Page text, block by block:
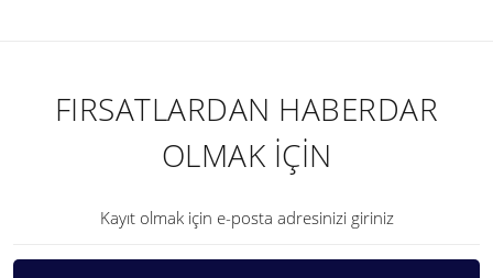
FIRSATLARDAN HABERDAR
OLMAK İÇİN